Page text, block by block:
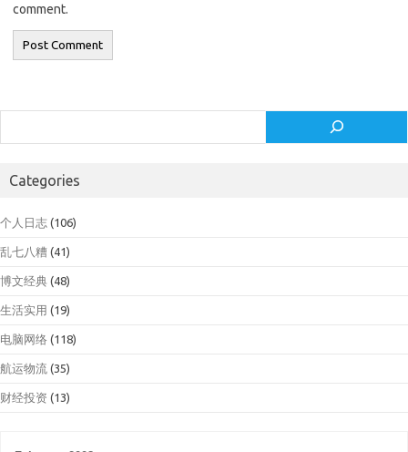
comment.
Categories
个人日志 (106)
乱七八糟 (41)
博文经典 (48)
生活实用 (19)
电脑网络 (118)
航运物流 (35)
财经投资 (13)